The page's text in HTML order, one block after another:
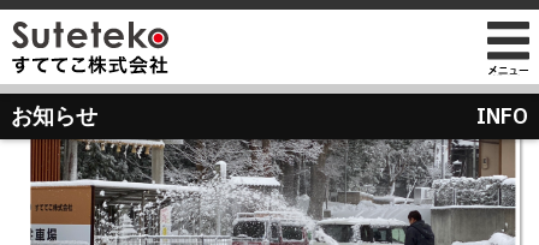
会社のこれまでとこれから
講演の依頼について
M&Aのご提案について
店舗のご案内
経営理念と使命
組織図
経営方針
過去の経営方針
通販事業
お知らせ INFO